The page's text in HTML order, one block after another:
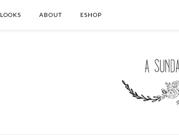
LOOKS ABOUT ESHOP